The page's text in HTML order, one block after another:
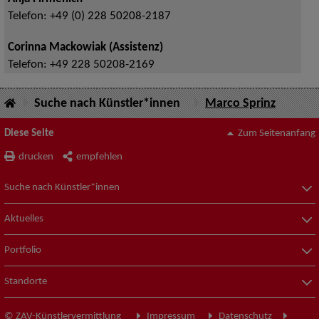
Telefon: +49 (0) 228 50208-2187
Corinna Mackowiak (Assistenz)
Telefon: +49 228 50208-2169
Suche nach Künstler*innen Marco Sprinz
Diese Seite
drucken empfehlen
Zum Seitenanfang
Suche nach Künstler*innen
Aktuelles
Portfolio
Standorte
© ZAV-Künstlervermittlung Impressum Datenschutz